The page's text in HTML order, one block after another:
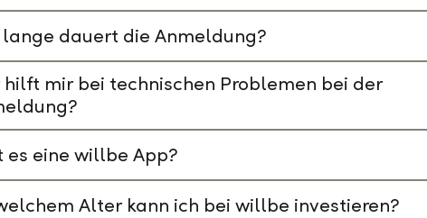
lange dauert die Anmeldung?
hilft mir bei technischen Problemen bei der
es eine willbe App?
Alter kann ich bei willbe investieren?